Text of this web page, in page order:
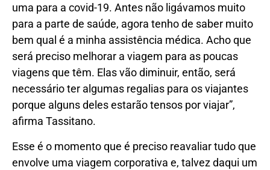
uma para a covid-19. Antes não ligávamos muito
para a parte de saúde, agora tenho de saber muito
bem qual é a minha assistência médica. Acho que
será preciso melhorar a viagem para as poucas
viagens que têm. Elas vão diminuir, então, será
necessário ter algumas regalias para os viajantes
porque alguns deles estarão tensos por viajar”,
afirma Tassitano.
Esse é o momento que é preciso reavaliar tudo que
envolve uma viagem corporativa e, talvez daqui um